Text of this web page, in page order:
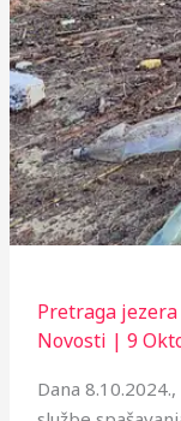
Pretraga jezera
Novosti | 9
Dana